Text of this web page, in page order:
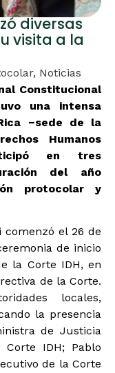
diversas
visita a la
, Noticias
Constitucional
una intensa
−sede de la
Humanos
en tres
del año
protocolar y
comenzó el 26 de
de inicio
la Corte IDH, en
de la Corte.
locales,
la presencia
de Justicia
IDH; Pablo
de la Corte